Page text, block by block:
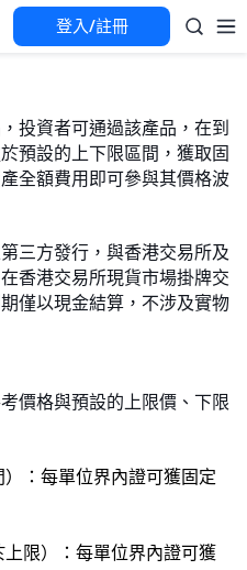
登入/註冊
投資者可通過該產品，在到
預設的上下限區間，獲取固
全額費用即可參與其價格波
三方發行，與香港交易所及
香港交易所現貨市場掛牌交
僅以現金結算，不涉及實物
價格與預設的上限價、下限
：每單位界內證可獲固定
限）：每單位界內證可獲